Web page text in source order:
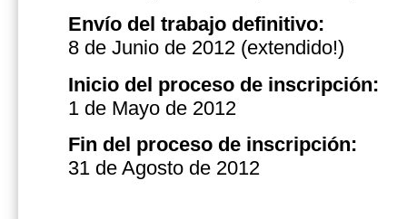
Envío del trabajo definitivo:
8 de Junio de 2012 (extendido!)
Inicio del proceso de inscripción:
1 de Mayo de 2012
Fin del proceso de inscripción:
31 de Agosto de 2012